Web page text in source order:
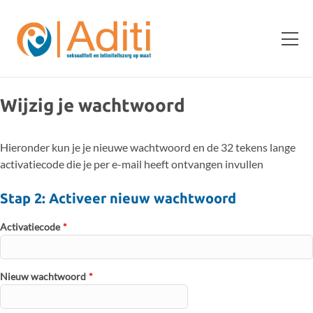
Wijzig je wachtwoord
Hieronder kun je je nieuwe wachtwoord en de 32 tekens lange
activatiecode die je per e-mail heeft ontvangen invullen
Stap 2: Activeer nieuw wachtwoord
Activatiecode *
Nieuw wachtwoord *